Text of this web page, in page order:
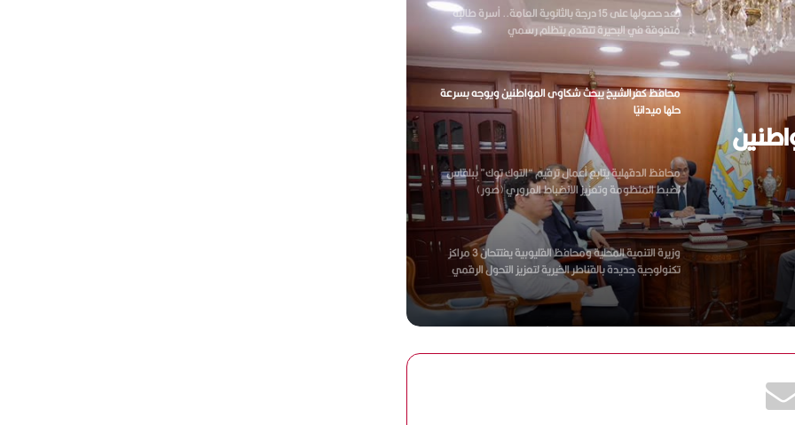
محافظ كفرالشيخ يبحث شكاوى المواطنين ويوجه بسرعة
حلها ميدانيًا
محافظ الدقهلية يتابع أعمال ترقيم “التوك توك” ببلقاس
لضبط المنظومة وتعزيز الانضباط المروري (صور)
وزيرة التنمية المحلية ومحافظ القليوبية يفتتحان 3 مراكز
تكنولوجية جديدة بالقناطر الخيرية لتعزيز التحول الرقمي
بعد شكاوى المواطنين.. ضبط أكثر من طن لحوم غير
صالحة للتداول داخل منشأة بمركز أجا